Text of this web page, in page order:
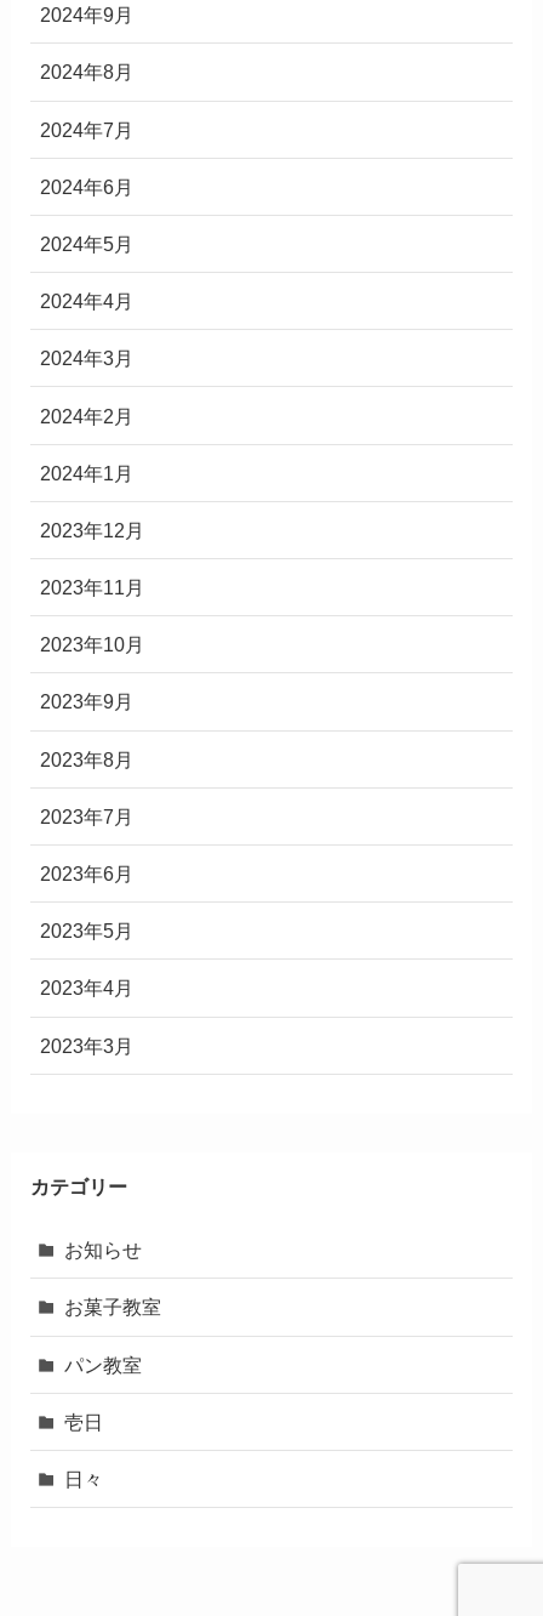
2024年9月
2024年8月
2024年7月
2024年6月
2024年5月
2024年4月
2024年3月
2024年2月
2024年1月
2023年12月
2023年11月
2023年10月
2023年9月
2023年8月
2023年7月
2023年6月
2023年5月
2023年4月
2023年3月
カテゴリー
お知らせ
お菓子教室
パン教室
壱日
日々